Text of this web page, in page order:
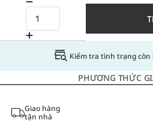
Kiểm tra tình trạng còn
PHƯƠNG THỨC
Giao hàng
tận nhà